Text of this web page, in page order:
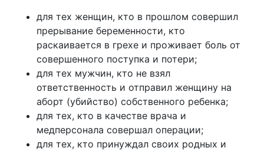
для тех женщин, кто в прошлом совершил
прерывание беременности, кто
раскаивается в грехе и проживает боль от
совершенного поступка и потери;
для тех мужчин, кто не взял
ответственность и отправил женщину на
аборт (убийство) собственного ребенка;
для тех, кто в качестве врача и
медперсонала совершал операции;
для тех, кто принуждал своих родных и